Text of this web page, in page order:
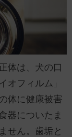
体は、犬の口
オフィルム」
体に健康被害
器についたま
せん。歯垢と